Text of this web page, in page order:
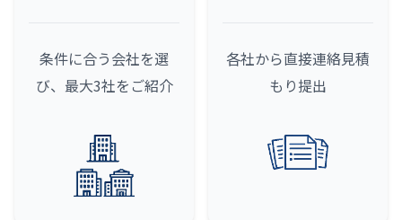
条件に合う会社を選
び、最大3社をご紹介
各社から直接連絡見積
もり提出